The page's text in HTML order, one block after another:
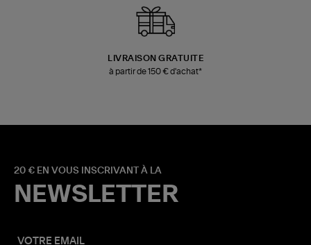
LIVRAISON GRATUITE
à partir de 150 € d'achat*
20 € EN VOUS INSCRIVANT À LA
NEWSLETTER